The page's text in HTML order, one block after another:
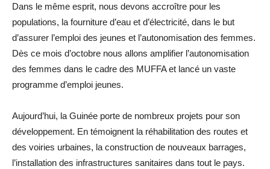
Dans le même esprit, nous devons accroître pour les
populations, la fourniture d’eau et d’électricité, dans le but
d’assurer l’emploi des jeunes et l’autonomisation des femmes.
Dès ce mois d’octobre nous allons amplifier l’autonomisation
des femmes dans le cadre des MUFFA et lancé un vaste
programme d’emploi jeunes.
Aujourd’hui, la Guinée porte de nombreux projets pour son
développement. En témoignent la réhabilitation des routes et
des voiries urbaines, la construction de nouveaux barrages,
l’installation des infrastructures sanitaires dans tout le pays.